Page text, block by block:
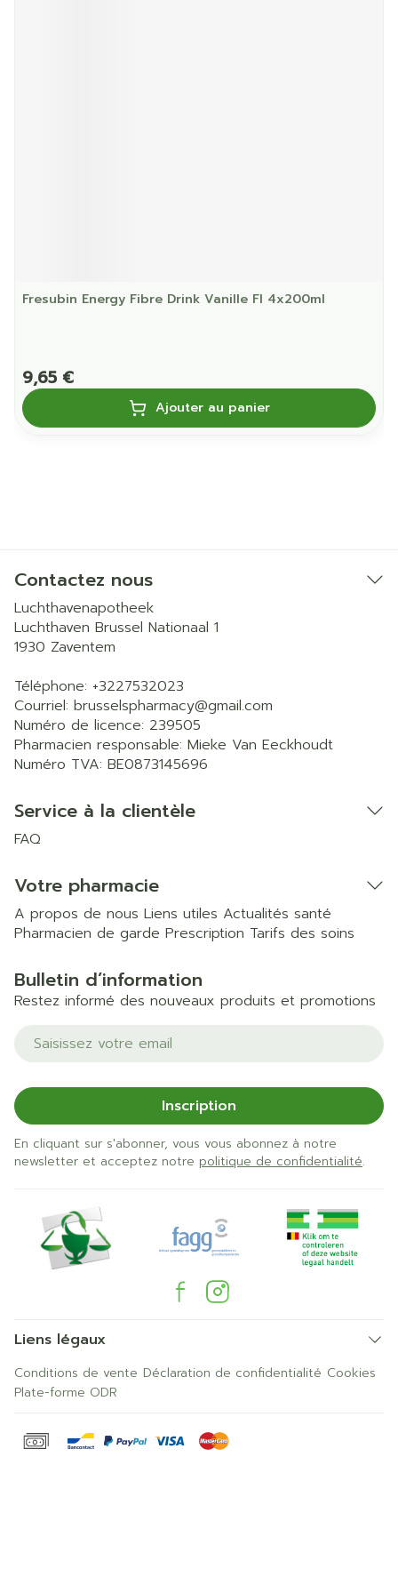
Fresubin Energy Fibre Drink Vanille Fl 4x200ml
9,65 €
Ajouter au panier
Contactez nous
Luchthavenapotheek
Luchthaven Brussel Nationaal 1
1930 Zaventem
Téléphone: +3227532023
Courriel: brusselspharmacy@gmail.com
Numéro de licence: 239505
Pharmacien responsable: Mieke Van Eeckhoudt
Numéro TVA: BE0873145696
Service à la clientèle
FAQ
Votre pharmacie
A propos de nous Liens utiles Actualités santé
Pharmacien de garde Prescription Tarifs des soins
Bulletin d’information
Restez informé des nouveaux produits et promotions
Adresse mail
Inscription
En cliquant sur s'abonner, vous vous abonnez à notre
newsletter et acceptez notre politique de confidentialité.
Liens légaux
Conditions de vente Déclaration de confidentialité Cookies
Plate-forme ODR